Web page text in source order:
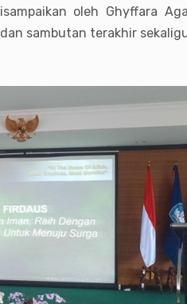
oleh Ghyffara
sambutan terakhir